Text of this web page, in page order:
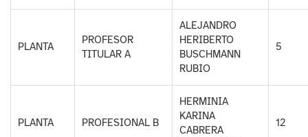
PLANTA
PROFESOR
TITULAR A
ALEJANDRO
HERIBERTO
BUSCHMANN
RUBIO
5
PLANTA PROFESIONAL B
HERMINIA
KARINA
CABRERA
12